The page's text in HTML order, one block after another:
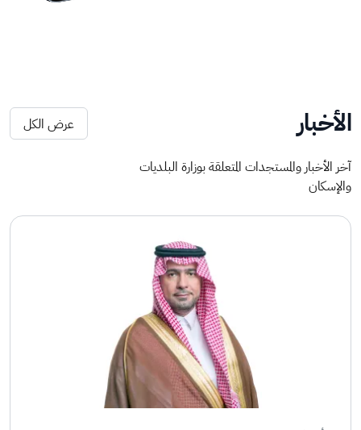
الأخبار عرض الكل
آخر الأخبار والمستجدات المتعلقة بوزارة البلديات
والإسكان